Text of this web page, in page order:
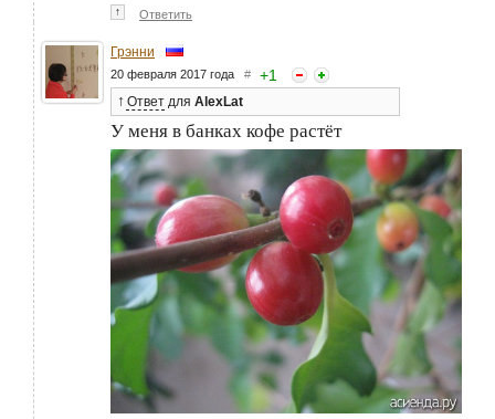
↑ Ответить
Грэнни
20 февраля 2017 года # +1
↑ Ответ для AlexLat
У меня в банках кофе растёт